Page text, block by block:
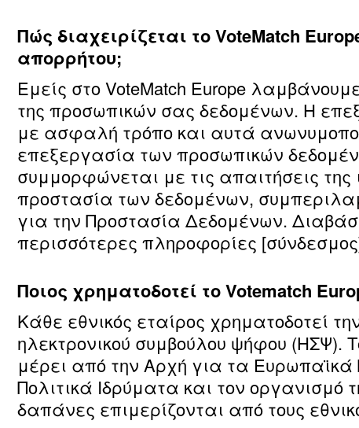
Πώς διαχειρίζεται το VoteMatch
απορρήτου;
Εμείς στο VoteMatch Europe
της προσωπικών σας δεδομένων. Η
με ασφαλή τρόπο και αυτά
επεξεργασία των προσωπικών
συμμορφώνεται με τις απαιτήσεις
προστασία των δεδομένων,
για την Προστασία Δεδομένων.
περισσότερες πληροφορίες
Ποιος χρηματοδοτεί το Votematch
Κάθε εθνικός εταίρος χρηματοδοτεί
ηλεκτρονικού συμβούλου ψήφου (ΗΣΨ).
μέρει από την Αρχή για τα
Πολιτικά Ιδρύματα και τον οργανισμό
δαπάνες επιμερίζονται από τους